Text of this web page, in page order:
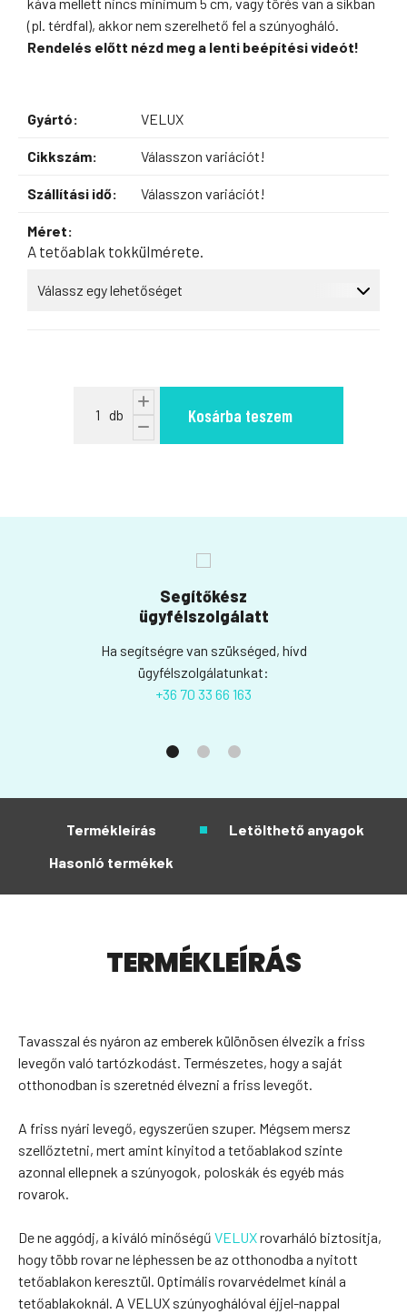
(pl. térdfal), akkor nem szerelhető fel a szúnyogháló.
Rendelés előtt nézd meg a lenti beépítési videót!
Gyártó: VELUX
Cikkszám: Válasszon variációt!
Szállítási idő: Válasszon variációt!
Méret:
A tetőablak tokkülmérete.
Kosárba teszem
Segítőkész
ügyfélszolgálatt
Ha segítségre van szükséged, hívd
ügyfélszolgálatunkat:
+36 70 33 66 163
Termékleírás
Letölthető anyagok
Hasonló termékek
TERMÉKLEÍRÁS
Tavasszal és nyáron az emberek különösen élvezik a friss
levegőn való tartózkodást. Természetes, hogy a saját
otthonodban is szeretnéd élvezni a friss levegőt.
A friss nyári levegő, egyszerűen szuper. Mégsem mersz
szellőztetni, mert amint kinyitod a tetőablakod szinte
azonnal ellepnek a szúnyogok, poloskák és egyéb más
rovarok.
De ne aggódj, a kiváló minőségű VELUXrovarháló biztosítja,
hogy több rovar ne léphessen be az otthonodba a nyitott
tetőablakon keresztül. Optimális rovarvédelmet kínál a
tetőablakoknál. A VELUX szúnyoghálóval éjjel-nappal